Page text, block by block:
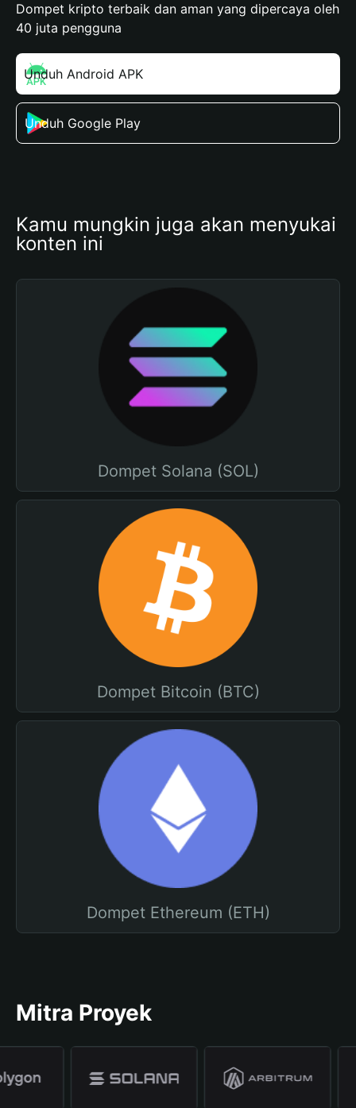
Dompet kripto terbaik dan aman yang dipercaya oleh
40 juta pengguna
Unduh Android APK
Unduh Google Play
Kamu mungkin juga akan menyukai
konten ini
Dompet Solana (SOL)
Dompet Bitcoin (BTC)
Dompet Ethereum (ETH)
Mitra Proyek